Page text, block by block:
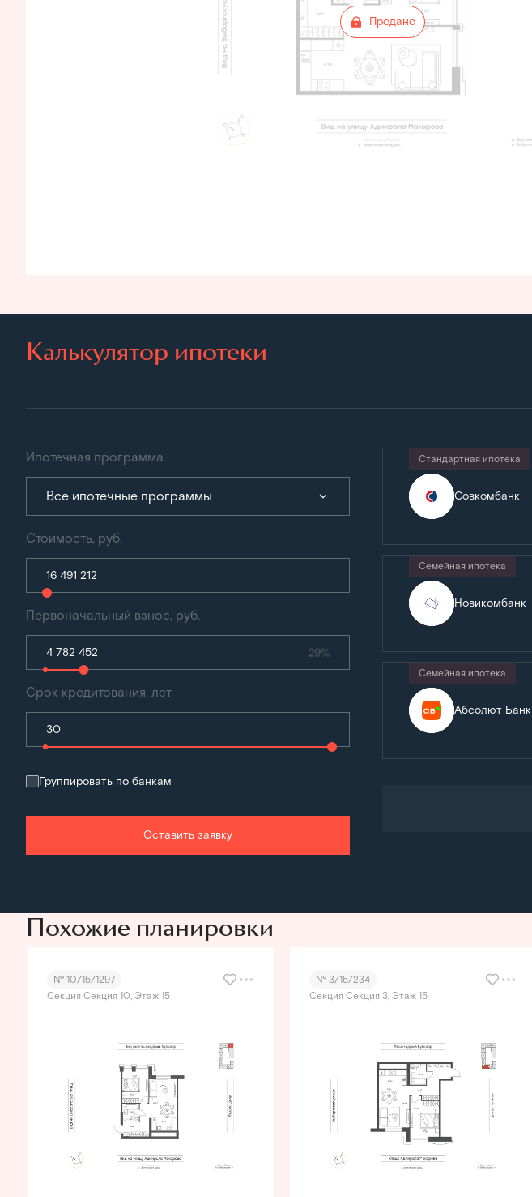
Продано
Калькулятор ипотеки
Ипотечная программа
Все ипотечные программы
Стоимость, руб.
Первоначальный взнос, руб.
29%
Срок кредитования, лет
Группировать по банкам
Оставить заявку
Совкомбанк
Стандартная ипотека
Новикомбанк
Семейная ипотека
Абсолют Банк
Семейная ипотека
Похожие планировки
№ 10/15/1297
Секция Секция 10, Этаж 15
№ 3/15/234
Секция Секция 3, Этаж 15